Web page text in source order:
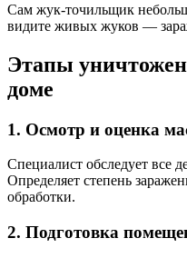
Сам жук-точильщик
видите живых жуков —
Этапы
доме
1. Осмотр и оценка
Специалист обследует все
Определяет степень
обработки.
2. Подготовка